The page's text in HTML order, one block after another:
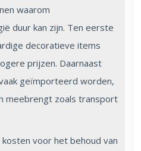
waarom
duur kan zijn. Ten eerste
decoratieve items
prijzen. Daarnaast
geïmporteerd worden,
meebrengt zoals transport
voor het behoud van